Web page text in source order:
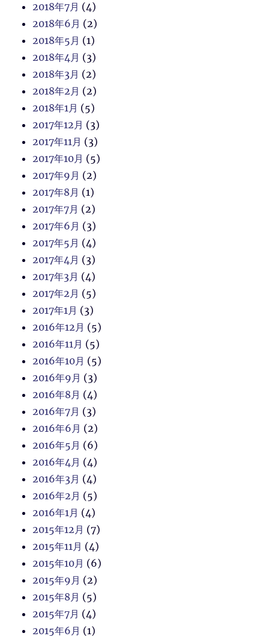
2018年7月 (4)
2018年6月 (2)
2018年5月 (1)
2018年4月 (3)
2018年3月 (2)
2018年2月 (2)
2018年1月 (5)
2017年12月 (3)
2017年11月 (3)
2017年10月 (5)
2017年9月 (2)
2017年8月 (1)
2017年7月 (2)
2017年6月 (3)
2017年5月 (4)
2017年4月 (3)
2017年3月 (4)
2017年2月 (5)
2017年1月 (3)
2016年12月 (5)
2016年11月 (5)
2016年10月 (5)
2016年9月 (3)
2016年8月 (4)
2016年7月 (3)
2016年6月 (2)
2016年5月 (6)
2016年4月 (4)
2016年3月 (4)
2016年2月 (5)
2016年1月 (4)
2015年12月 (7)
2015年11月 (4)
2015年10月 (6)
2015年9月 (2)
2015年8月 (5)
2015年7月 (4)
2015年6月 (1)